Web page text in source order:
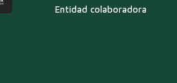
Entidad colaboradora